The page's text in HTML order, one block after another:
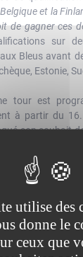
et la
de gagner ces
sur
Bleus avant
Estonie,
tour est
à partir du
son souhait
une
choses, de son
sera la
plus fréquenté
y a deux ans.
d’être là et est
utilise des
donne le
ceux que